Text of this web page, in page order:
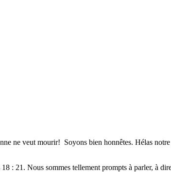
ne veut mourir! Soyons bien honnêtes. Hélas
: 21. Nous sommes tellement prompts à parler, à